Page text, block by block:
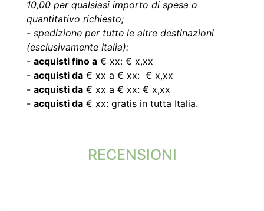
10,00 per qualsiasi importo di spesa o
quantitativo richiesto;
- spedizione per tutte le altre destinazioni
(esclusivamente Italia):
- acquisti fino a € xx: € x,xx
- acquisti da € xx a € xx: € x,xx
- acquisti da € xx a € xx: € x,xx
- acquisti da € xx: gratis in tutta Italia.
RECENSIONI